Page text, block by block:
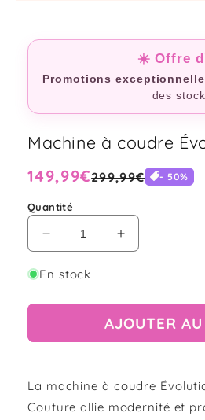
☀️ Offre
Promotions
des
Machine à coudre
Prix
habituel
149,99€
Prix
soldé
299,99€ - 50%
Quantité
Réduire
la
quantité
Machine
coudre
Augmenter
la
Machine
à
coudre
En stock
AJOUTER
La machine à coudre
Couture allie modernité et